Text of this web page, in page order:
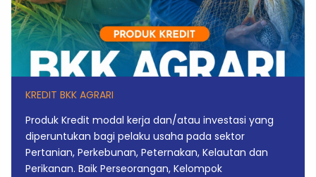
KREDIT BKK AGRARI
Produk Kredit modal kerja dan/atau investasi yang
diperuntukan bagi pelaku usaha pada sektor
Pertanian, Perkebunan, Peternakan, Kelautan dan
Perikanan. Baik Perseorangan, Kelompok